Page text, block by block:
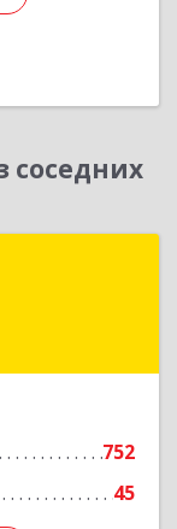
752
45
Московская